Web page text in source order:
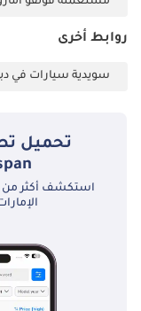
أمامي • المواصفات:
• اللون الخارجي: أزرق •
الضمان: ساري حتى
الشهري المُعاد
روابط أخرى
سويدية سيارات في
الإمارات من